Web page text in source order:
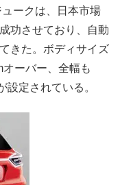
ークは、日本市場
功させており、自動
きた。ボディサイズ
ーバー、全幅も
設定されている。